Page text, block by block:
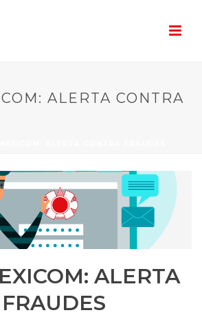
ALERTA CONTRA
ALERTA